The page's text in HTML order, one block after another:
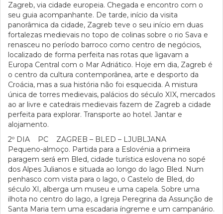
Zagreb, via cidade europeia. Chegada e encontro com o
seu guia acompanhante. De tarde, início da visita
panorâmica da cidade, Zagreb teve o seu início em duas
fortalezas medievais no topo de colinas sobre o rio Sava e
renasceu no período barroco como centro de negócios,
localizado de forma perfeita nas rotas que ligavam a
Europa Central com o Mar Adriático. Hoje em dia, Zagreb é
o centro da cultura contemporânea, arte e desporto da
Croácia, mas a sua história não foi esquecida. A mistura
única de torres medievais, palácios do século XIX, mercados
ao ar livre e catedrais medievais fazem de Zagreb a cidade
perfeita para explorar. Transporte ao hotel. Jantar e
alojamento.
2º DIA PC ZAGREB – BLED – LJUBLJANA
Pequeno-almoço. Partida para a Eslovénia a primeira
paragem será em Bled, cidade turística eslovena no sopé
dos Alpes Julianos e situada ao longo do lago Bled. Num
penhasco com vista para o lago, o Castelo de Bled, do
século XI, alberga um museu e uma capela. Sobre uma
ilhota no centro do lago, a Igreja Peregrina da Assunção de
Santa Maria tem uma escadaria íngreme e um campanário.